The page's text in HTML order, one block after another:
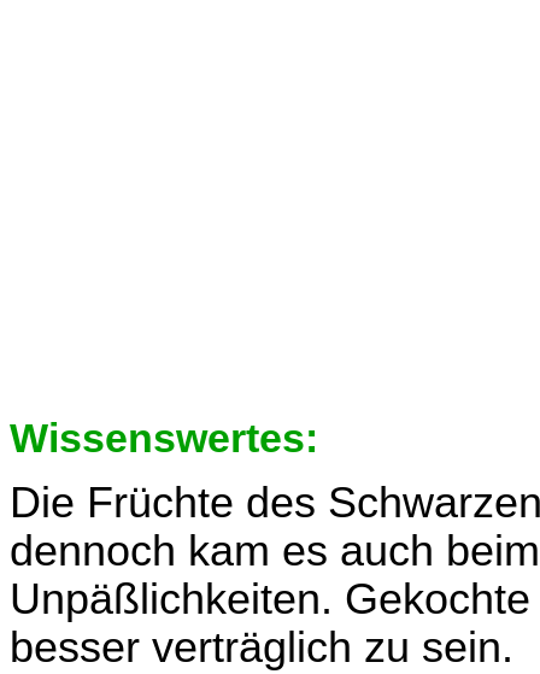
Wissenswertes:
Die Früchte des
dennoch kam es auch
Unpäßlichkeiten.
besser verträglich zu sein.